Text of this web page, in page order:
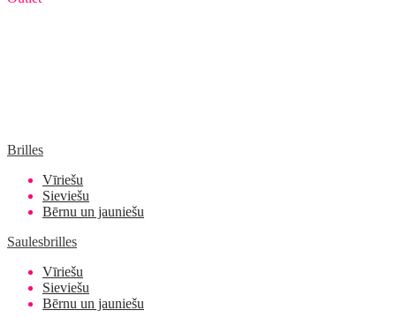
Brilles
Vīriešu
Sieviešu
Bērnu un jauniešu
Saulesbrilles
Vīriešu
Sieviešu
Bērnu un jauniešu